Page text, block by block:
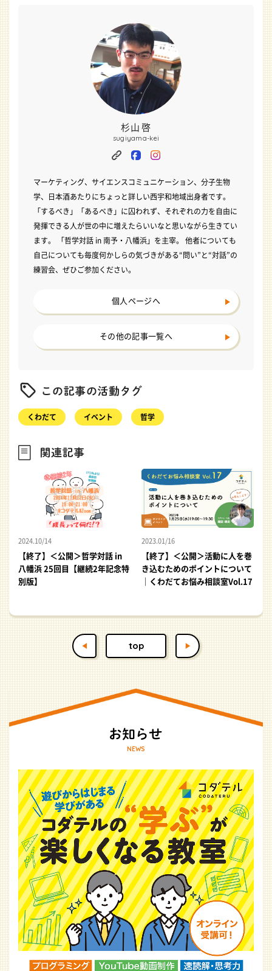
杉山 啓
sugiyama-kei
site facebook
マーケティング、サイエンスコミュニケーション、分子生物
学、日本酒あたりにちょっと詳しい西宇和地域出身者です。
「するべき」「あるべき」に囚われず、それぞれの力を自由に
発揮できる人が世の中に増えたらいいなと思いながら生きてい
ます。 「哲学対話 in 南予・八幡浜」を主宰。 他者についても
自己についても毎度何かしらの気づきがある“問い”と“対話”の
練習会、ぜひご参加ください。
個人ページへ
その他の記事一覧へ
くわだて イベント 哲学
2024.10/14
【終了】＜公開＞哲学対話 in
八幡浜 25回目【継続2年記念特
別版】
2023.01/16
【終了】＜公開＞活動に人を巻
き込むためのポイントについて
｜くわだてお悩み相談室Vol.17
top
NEWS